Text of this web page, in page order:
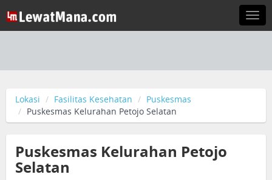
Lokasi Fasilitas Kesehatan
Puskesmas
Puskesmas Kelurahan Petojo Selatan
Puskesmas Kelurahan Petojo
Selatan